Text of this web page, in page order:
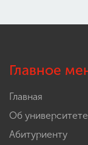
Главное
Главная
Об университете
Абитуриенту